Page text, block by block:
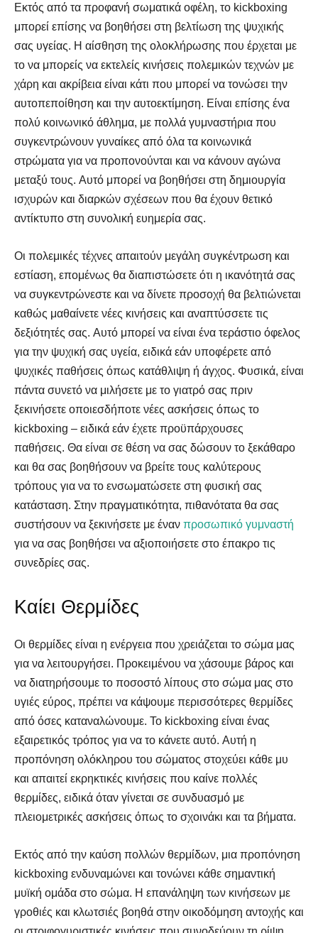
Εκτός από τα προφανή σωματικά οφέλη, το kickboxing
μπορεί επίσης να βοηθήσει στη βελτίωση της ψυχικής
σας υγείας. Η αίσθηση της ολοκλήρωσης που έρχεται με
το να μπορείς να εκτελείς κινήσεις πολεμικών τεχνών με
χάρη και ακρίβεια είναι κάτι που μπορεί να τονώσει την
αυτοπεποίθηση και την αυτοεκτίμηση. Είναι επίσης ένα
πολύ κοινωνικό άθλημα, με πολλά γυμναστήρια που
συγκεντρώνουν γυναίκες από όλα τα κοινωνικά
στρώματα για να προπονούνται και να κάνουν αγώνα
μεταξύ τους. Αυτό μπορεί να βοηθήσει στη δημιουργία
ισχυρών και διαρκών σχέσεων που θα έχουν θετικό
αντίκτυπο στη συνολική ευημερία σας.
Οι πολεμικές τέχνες απαιτούν μεγάλη συγκέντρωση και
εστίαση, επομένως θα διαπιστώσετε ότι η ικανότητά σας
να συγκεντρώνεστε και να δίνετε προσοχή θα βελτιώνεται
καθώς μαθαίνετε νέες κινήσεις και αναπτύσσετε τις
δεξιότητές σας. Αυτό μπορεί να είναι ένα τεράστιο όφελος
για την ψυχική σας υγεία, ειδικά εάν υποφέρετε από
ψυχικές παθήσεις όπως κατάθλιψη ή άγχος. Φυσικά, είναι
πάντα συνετό να μιλήσετε με το γιατρό σας πριν
ξεκινήσετε οποιεσδήποτε νέες ασκήσεις όπως το
kickboxing – ειδικά εάν έχετε προϋπάρχουσες
παθήσεις. Θα είναι σε θέση να σας δώσουν το ξεκάθαρο
και θα σας βοηθήσουν να βρείτε τους καλύτερους
τρόπους για να το ενσωματώσετε στη φυσική σας
κατάσταση. Στην πραγματικότητα, πιθανότατα θα σας
συστήσουν να ξεκινήσετε με έναν προσωπικό γυμναστή
για να σας βοηθήσει να αξιοποιήσετε στο έπακρο τις
συνεδρίες σας.
Καίει Θερμίδες
Οι θερμίδες είναι η ενέργεια που χρειάζεται το σώμα μας
για να λειτουργήσει. Προκειμένου να χάσουμε βάρος και
να διατηρήσουμε το ποσοστό λίπους στο σώμα μας στο
υγιές εύρος, πρέπει να κάψουμε περισσότερες θερμίδες
από όσες καταναλώνουμε. Το kickboxing είναι ένας
εξαιρετικός τρόπος για να το κάνετε αυτό. Αυτή η
προπόνηση ολόκληρου του σώματος στοχεύει κάθε μυ
και απαιτεί εκρηκτικές κινήσεις που καίνε πολλές
θερμίδες, ειδικά όταν γίνεται σε συνδυασμό με
πλειομετρικές ασκήσεις όπως το σχοινάκι και τα βήματα.
Εκτός από την καύση πολλών θερμίδων, μια προπόνηση
kickboxing ενδυναμώνει και τονώνει κάθε σημαντική
μυϊκή ομάδα στο σώμα. Η επανάληψη των κινήσεων με
γροθιές και κλωτσιές βοηθά στην οικοδόμηση αντοχής και